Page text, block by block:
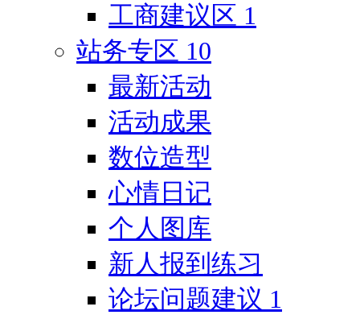
工商建议区 1
站务专区 10
最新活动
活动成果
数位造型
心情日记
个人图库
新人报到练习
论坛问题建议 1